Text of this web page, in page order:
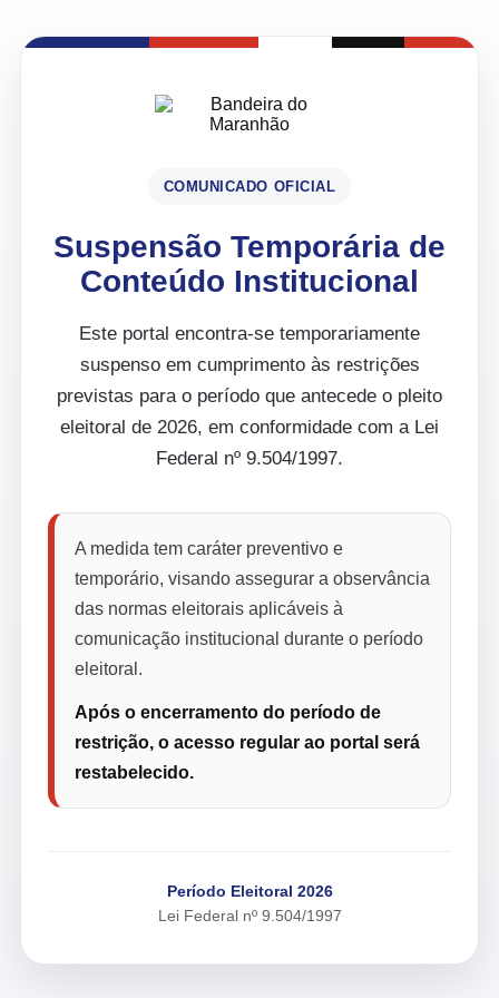
COMUNICADO OFICIAL
Suspensão Temporária de
Conteúdo Institucional
Este portal encontra-se temporariamente
suspenso em cumprimento às restrições
previstas para o período que antecede o pleito
eleitoral de 2026, em conformidade com a Lei
Federal nº 9.504/1997.
A medida tem caráter preventivo e
temporário, visando assegurar a observância
das normas eleitorais aplicáveis à
comunicação institucional durante o período
eleitoral.
Após o encerramento do período de
restrição, o acesso regular ao portal será
restabelecido.
Período Eleitoral 2026
Lei Federal nº 9.504/1997